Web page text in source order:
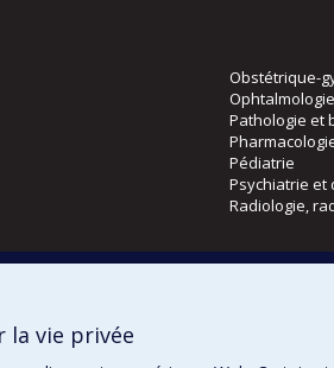
Obstétrique-
Ophtalmologie
Pathologie et
Pédiatrie
Psychiatrie et
Radiologie,
la vie privée